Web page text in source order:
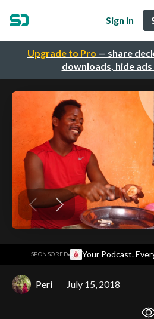
Upgrade to Pro — share
downloads, hide
Sign in
SPONSORED· Your Podcast.
Peri July 15, 2018